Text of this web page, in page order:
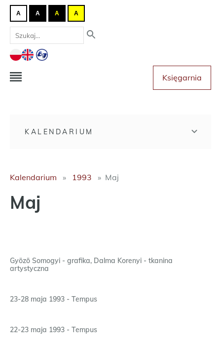
A A A A
Księgarnia
KALENDARIUM
Kalendarium 1993 Maj
Maj
Gyözö Somogyi - grafika, Dalma Korenyi - tkanina
artystyczna
23-28 maja 1993 - Tempus
22-23 maja 1993 - Tempus